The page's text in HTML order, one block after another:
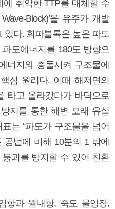
취약한 TTP를 대체할 수
Block)’을 유주가 개발
다. 회파블록은 높은 파도
도에너지를 180도 방향으
너지와 충돌시켜 구조물에
심 원리다. 이때 해저면의
타고 올라갔다가 바닥으로
지를 통한 해변 모래 유실
는 “파도가 구조물을 넘어
공법에 비해 10분의 1 밖에
괴를 방지할 수 있어 친환
항과 월내항, 죽도 물양장,